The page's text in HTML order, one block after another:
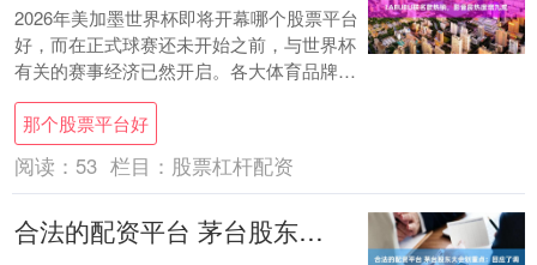
2026年美加墨世界杯即将开幕哪个股票平台
好，而在正式球赛还未开始之前，与世界杯
有关的赛事经济已然开启。各大体育品牌、
文旅住宿及授权商品领域已掀起销售热潮，
相比....
那个股票平台好
阅读： 53 栏目： 股票杠杆配资
合法的配资平台 茅台股东大会划重点：回应了调价、稀缺性、拆股等热点问题